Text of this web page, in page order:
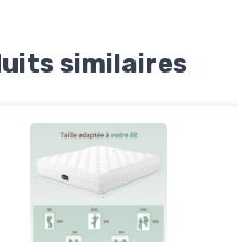
similaires